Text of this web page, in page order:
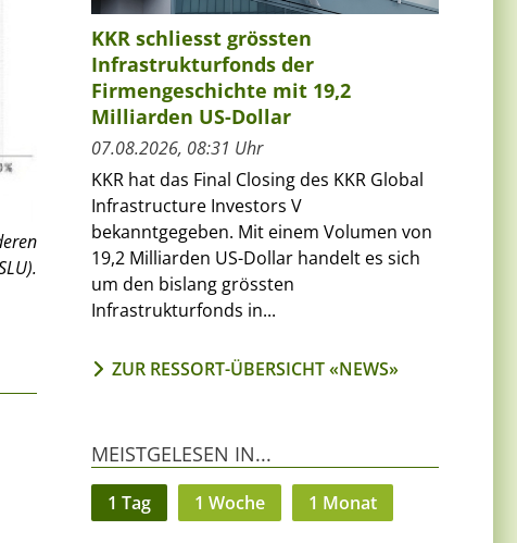
KKR schliesst grössten
Infrastrukturfonds der
Firmengeschichte mit 19,2
Milliarden US-Dollar
07.08.2026, 08:31 Uhr
KKR hat das Final Closing des KKR Global
Infrastructure Investors V
bekanntgegeben. Mit einem Volumen von
19,2 Milliarden US-Dollar handelt es sich
um den bislang grössten
Infrastrukturfonds in...
ZUR RESSORT-ÜBERSICHT «NEWS»
MEISTGELESEN IN...
1 Tag 1 Woche 1 Monat